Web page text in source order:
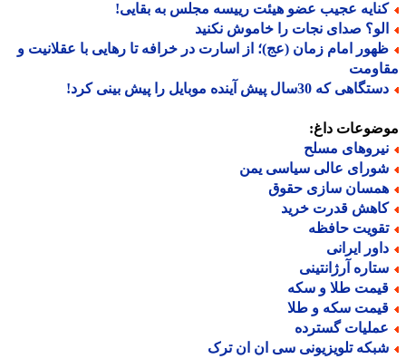
عجیب عضو هیئت رییسه مجلس به بقایی!
صدای نجات را خاموش نکنید
امام زمان (عج)؛ از اسارت در خرافه تا رهایی با عقلانیت و
که 30سال پیش آینده موبایل را پیش بینی کرد!
داغ:
مسلح
عالی سیاسی یمن
سازی حقوق
قدرت خرید
حافظه
ایرانی
آرژانتینی
طلا و سکه
سکه و طلا
گسترده
تلویزیونی سی ان ان ترک